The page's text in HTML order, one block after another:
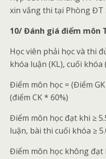
xin vắng thi tại Phòng
10/ Đánh giá điểm môn
Học viên phải học và thi
khóa luận (KL), cuối khóa
Điểm môn học = (Điểm
(điểm CK * 60%)
Điểm môn học đạt khi ≥
luận, bài thi cuối khóa ≥
Điểm môn học không đạt